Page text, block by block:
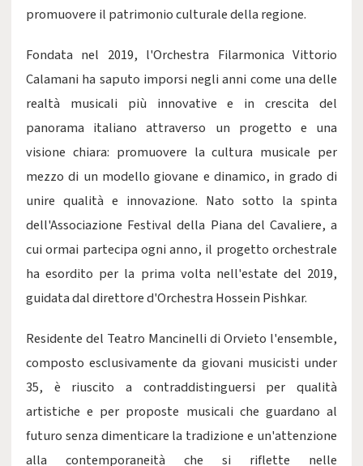
promuovere il patrimonio culturale della regione.
Fondata nel 2019, l'Orchestra Filarmonica Vittorio
Calamani ha saputo imporsi negli anni come una delle
realtà musicali più innovative e in crescita del
panorama italiano attraverso un progetto e una
visione chiara: promuovere la cultura musicale per
mezzo di un modello giovane e dinamico, in grado di
unire qualità e innovazione. Nato sotto la spinta
dell'Associazione Festival della Piana del Cavaliere, a
cui ormai partecipa ogni anno, il progetto orchestrale
ha esordito per la prima volta nell'estate del 2019,
guidata dal direttore d'Orchestra Hossein Pishkar.
Residente del Teatro Mancinelli di Orvieto l'ensemble,
composto esclusivamente da giovani musicisti under
35, è riuscito a contraddistinguersi per qualità
artistiche e per proposte musicali che guardano al
futuro senza dimenticare la tradizione e un'attenzione
alla contemporaneità che si riflette nelle